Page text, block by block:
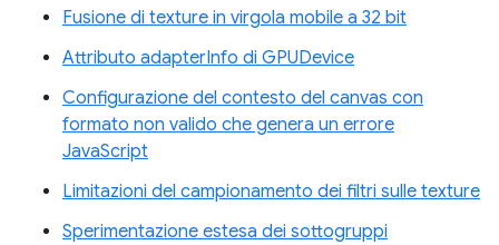
Fusione di texture in virgola mobile a 32 bit
Attributo adapterInfo di GPUDevice
Configurazione del contesto del canvas con
formato non valido che genera un errore
JavaScript
Limitazioni del campionamento dei filtri sulle texture
Sperimentazione estesa dei sottogruppi